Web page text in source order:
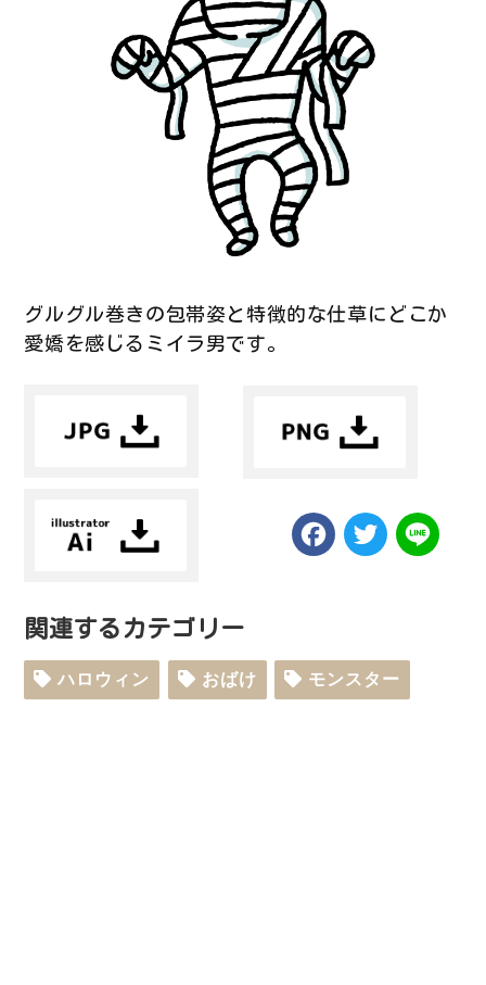
グルグル巻きの包帯姿と特徴的な仕草にどこか
愛嬌を感じるミイラ男です。
Facebook
関連するカテゴリー
ハロウィン おばけ モンスター